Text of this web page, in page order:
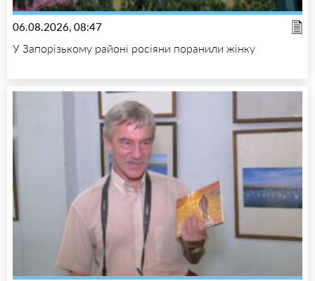
06.08.2026, 08:47
У Запорізькому районі росіяни поранили жінку